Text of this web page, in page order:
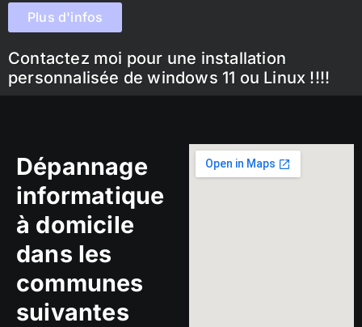
Plus d'infos
Contactez moi pour une installation
personnalisée de windows 11 ou Linux !!!!
Dépannage
informatique
à domicile
dans les
communes
suivantes